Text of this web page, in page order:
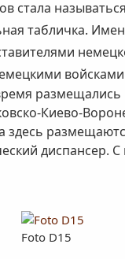
стала
табличка.
Киево-
Foto D15